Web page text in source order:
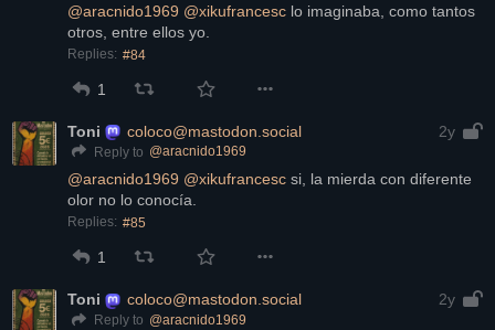
@aracnido1969 @xikufrancesc lo imaginaba, como tantos
otros, entre ellos yo.
Replies: #84
1
Toni coloco@mastodon.social 2y
Reply to @aracnido1969
@aracnido1969 @xikufrancesc si, la mierda con diferente
olor no lo conocía.
Replies: #85
1
Toni coloco@mastodon.social 2y
Reply to @aracnido1969